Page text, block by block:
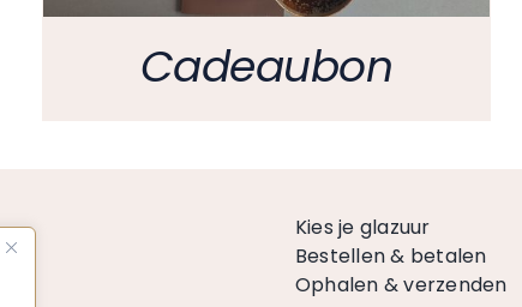
Cadeaubon
Kies je glazuur
Bestellen & betalen
Ophalen & verzenden